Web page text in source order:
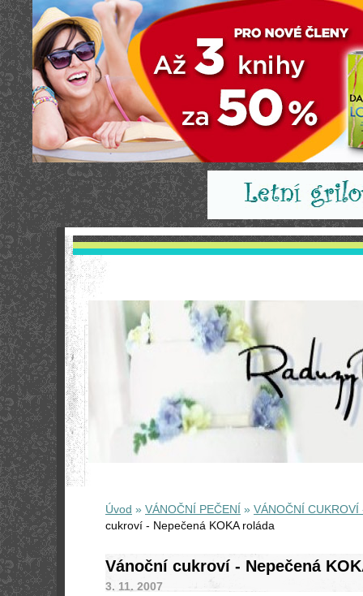
Úvod » VÁNOČNÍ PEČENÍ » VÁNOČNÍ CUKROVÍ
cukroví - Nepečená KOKA roláda
Vánoční cukroví - Nepečená
3. 11. 2007